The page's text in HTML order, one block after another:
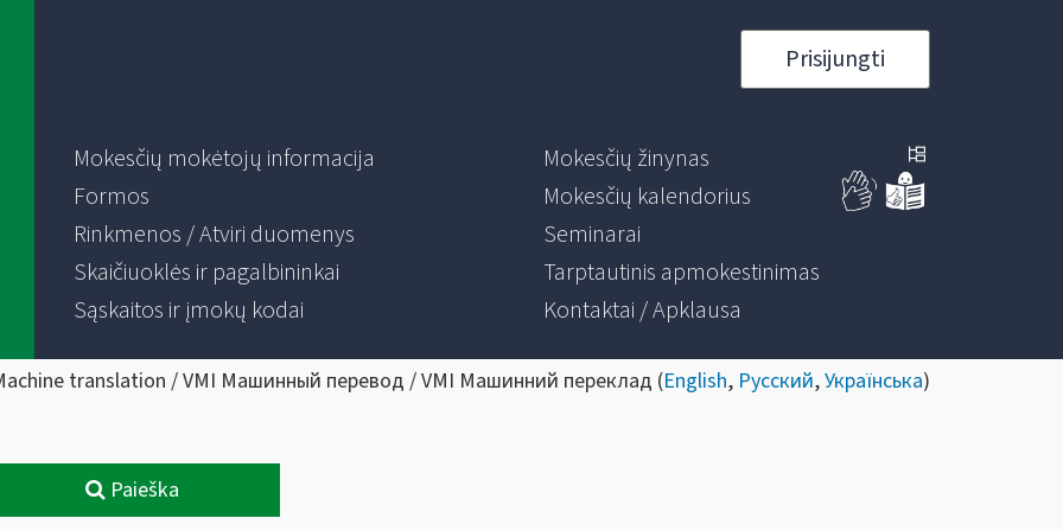
Prisijungti
Mokesčių mokėtojų informacija
Formos
Rinkmenos / Atviri duomenys
Skaičiuoklės ir pagalbininkai
Sąskaitos ir įmokų kodai
Mokesčių žinynas
Mokesčių kalendorius
Seminarai
Tarptautinis apmokestinimas
Kontaktai / Apklausa
translation / VMI Машинный перевод / VMI Машинний переклад (English, Русский,Українська)
Paieška